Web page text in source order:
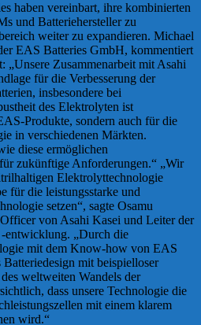
haben vereinbart, ihre kombinierten
und Batteriehersteller zu
weiter zu expandieren. Michael
EAS Batteries GmbH, kommentiert
„Unsere Zusammenarbeit mit Asahi
für die Verbesserung der
insbesondere bei
des Elektrolyten ist
Produkte, sondern auch für die
in verschiedenen Märkten.
diese ermöglichen
zukünftige Anforderungen.“ „Wir
Elektrolyttechnologie
für die leistungsstarke und
setzen“, sagte Osamu
von Asahi Kasei und Leiter der
entwicklung. „Durch die
mit dem Know-how von EAS
mit beispielloser
weltweiten Wandels der
dass unsere Technologie die
mit einem klarem
wird.“